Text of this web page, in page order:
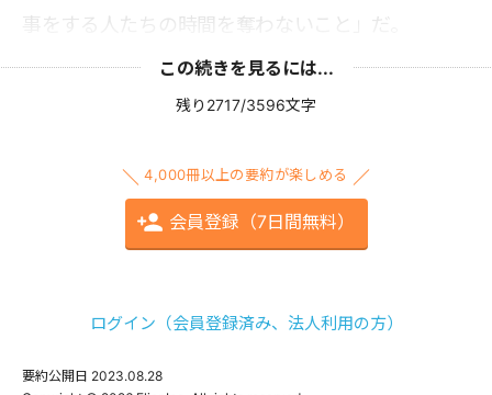
事をする人たちの時間を奪わないこと」だ。
この続きを見るには...
残り2717/3596文字
4,000冊以上の要約が楽しめる
会員登録（7日間無料）
ログイン（会員登録済み、法人利用の方）
要約公開日 2023.08.28